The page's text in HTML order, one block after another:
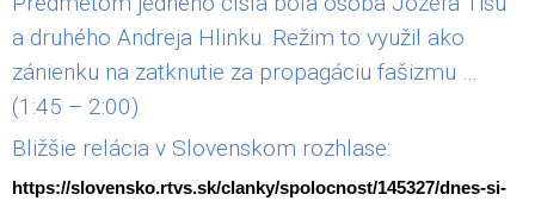
a druhého Andreja Hlinku. Režim to využil ako
zánienku na zatknutie za propagáciu fašizmu …
(1:45 – 2:00)
Bližšie relácia v Slovenskom rozhlase:
https://slovensko.rtvs.sk/clanky/spolocnost/145327/dnes-si-